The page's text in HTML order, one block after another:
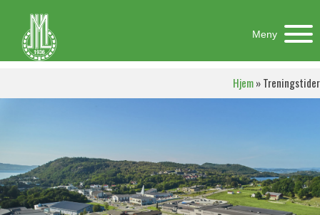
Meny
Hjem»Treningstider